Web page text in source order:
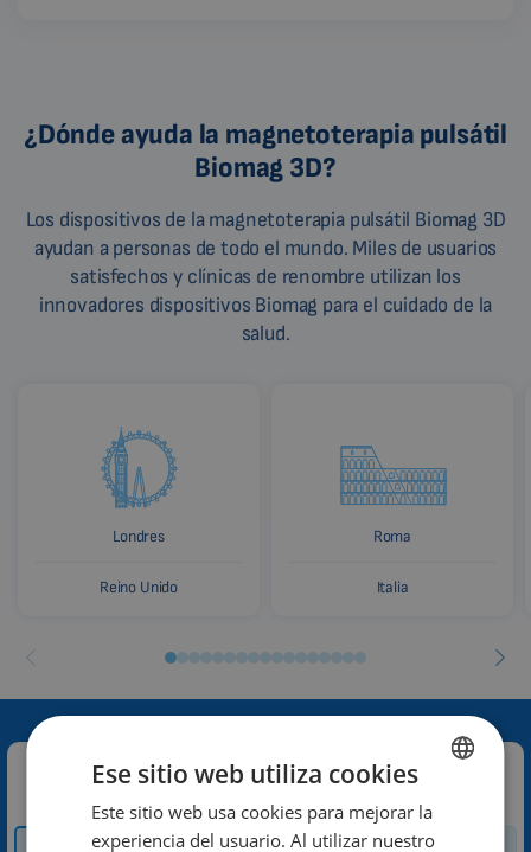
¿Dónde ayuda la magnetoterapia pulsátil
Biomag 3D?
Los dispositivos de la magnetoterapia pulsátil Biomag 3D
ayudan a personas de todo el mundo. Miles de usuarios
satisfechos y clínicas de renombre utilizan los
innovadores dispositivos Biomag para el cuidado de la
salud.
Londres
Reino Unido
Roma
Italia
Contacte con nosotros:
Cómo y dónde
ENGLISH
Ese sitio web utiliza cookies
Este sitio web usa cookies para mejorar la
experiencia del usuario. Al utilizar nuestro